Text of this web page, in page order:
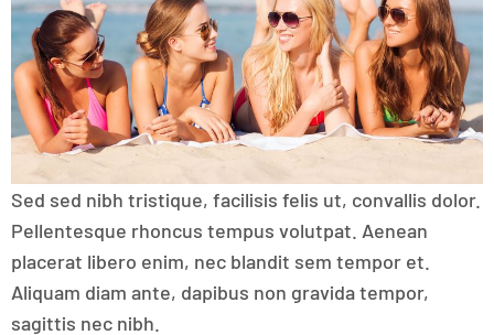
Sed sed nibh tristique, facilisis felis ut, convallis dolor.
Pellentesque rhoncus tempus volutpat. Aenean
placerat libero enim, nec blandit sem tempor et.
Aliquam diam ante, dapibus non gravida tempor,
sagittis nec nibh.